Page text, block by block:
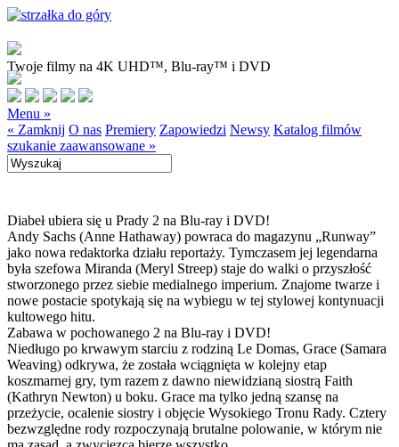
Twoje filmy na 4K UHD™, Blu-ray™ i DVD
Menu »
« Zamknij O nas Premiery Zapowiedzi Newsy Katalog filmów
szukanie zaawansowane »
Diabeł ubiera się u Prady 2 na Blu-ray i DVD!
Andy Sachs (Anne Hathaway) powraca do magazynu „Runway”
jako nowa redaktorka działu reportaży. Tymczasem jej legendarna
była szefowa Miranda (Meryl Streep) staje do walki o przyszłość
stworzonego przez siebie medialnego imperium. Znajome twarze i
nowe postacie spotykają się na wybiegu w tej stylowej kontynuacji
kultowego hitu.
Zabawa w pochowanego 2 na Blu-ray i DVD!
Niedługo po krwawym starciu z rodziną Le Domas, Grace (Samara
Weaving) odkrywa, że została wciągnięta w kolejny etap
koszmarnej gry, tym razem z dawno niewidzianą siostrą Faith
(Kathryn Newton) u boku. Grace ma tylko jedną szansę na
przeżycie, ocalenie siostry i objęcie Wysokiego Tronu Rady. Cztery
bezwzględne rody rozpoczynają brutalne polowanie, w którym nie